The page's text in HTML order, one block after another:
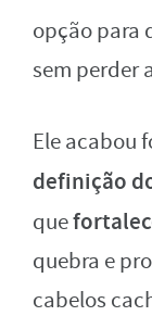
opção para
sem perder
Ele acabou
definição
que
quebra e
cabelos